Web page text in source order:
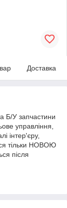
Доставка
Б/У запчастини
управління,
інтер'єру,
тільки НОВОЮ
після